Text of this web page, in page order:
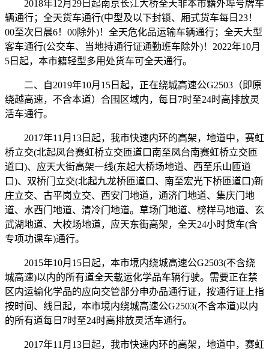
2018年12月29日起南京长江大桥全天非本市籍外埠号牌车
辆通行；全天货车通行(中型及以下封锁、厢式货车每日23！
00至次日晨6！00除外)！全天危化品运输车辆通行；全天大型
客车通行(公交车、当地持通行证通勤班车除外)！2022年10月
5日起，本市籍轻型多用处货车可全天通行。
二、自2019年10月15日起，正在绕城高速公G2503（即原
绕越高速，不含本道）合围区域内，每日7时至24时高排放灵
活车通行。
2017年11月13日起，我市快速内环的高架，地道中，赛虹
桥立交(北起凤台赛虹桥立交匝道口南至凤台南赛虹桥立交匝
道口)、应天大街高架一线(东起大桥场地道、西至乐山匝道
口)、双桥门立交(北起九龙桥匝道口、南至宏光下桥匝道口)新
庄立交、古平岗立交、西安门地道，通济门地道、集庆门地
道、水西门地道、清冷门地道。草场门地道、榜样马地道、玄
武湖地道、大校场地道，应天东街高架，全天24小时货车(含
专项功课车)通行。
2015年10月15日起，本市境内绕城高速公G2503(不含绕
城高速)以内的所有道全天载运化学品车辆行驶。需要正在禁
区内运输化学品的应向交管部分申办品通行证，按通行证上指
按时间、线日起，本市境内绕城高速公G2503(不含本道)以内
的所有道每日7时至24时高排放灵活车通行。
2017年11月13日起，我市快速内环的高架，地道中，赛虹